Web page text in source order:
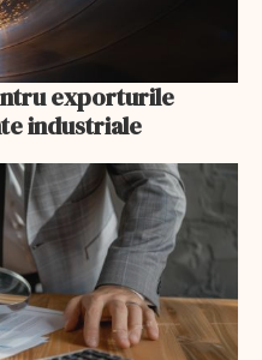
exporturile
industriale